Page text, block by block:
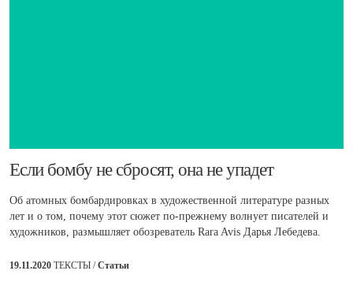
​Если бомбу не сбросят, она не упадет
Об атомных бомбардировках в художественной литературе разных
лет и о том, почему этот сюжет по-прежнему волнует писателей и
художников, размышляет обозреватель Rara Avis Дарья Лебедева.
19.11.2020 ТЕКСТЫ /Статьи